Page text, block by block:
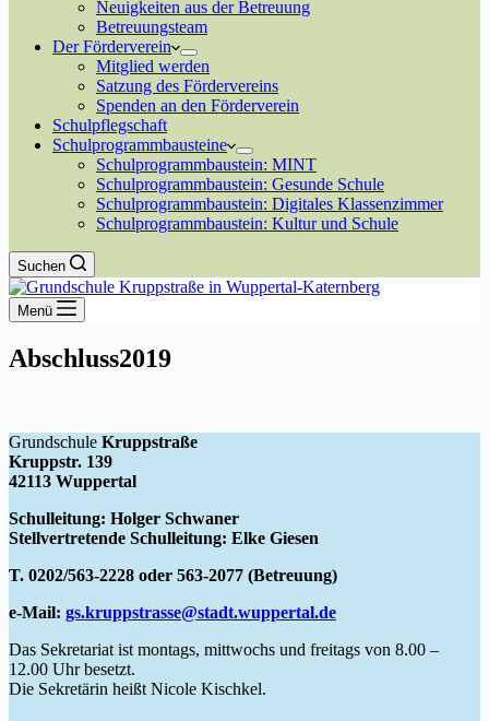
Neuigkeiten aus der Betreuung
Betreuungsteam
Der Förderverein
Mitglied werden
Satzung des Fördervereins
Spenden an den Förderverein
Schulpflegschaft
Schulprogrammbausteine
Schulprogrammbaustein: MINT
Schulprogrammbaustein: Gesunde Schule
Schulprogrammbaustein: Digitales Klassenzimmer
Schulprogrammbaustein: Kultur und Schule
Suchen
Menü
Abschluss2019
Grundschule Kruppstraße
Kruppstr. 139
42113 Wuppertal
Schulleitung: Holger Schwaner
Stellvertretende Schulleitung: Elke Giesen
T. 0202/563-2228 oder 563-2077 (Betreuung)
e-Mail: gs.kruppstrasse@stadt.wuppertal.de
Das Sekretariat ist montags, mittwochs und freitags von 8.00 –
12.00 Uhr besetzt.
Die Sekretärin heißt Nicole Kischkel.